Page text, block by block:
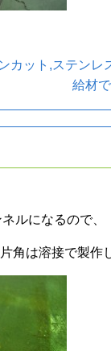
カット ,ステンレ
給材
ルになるので、
角は溶接で製作